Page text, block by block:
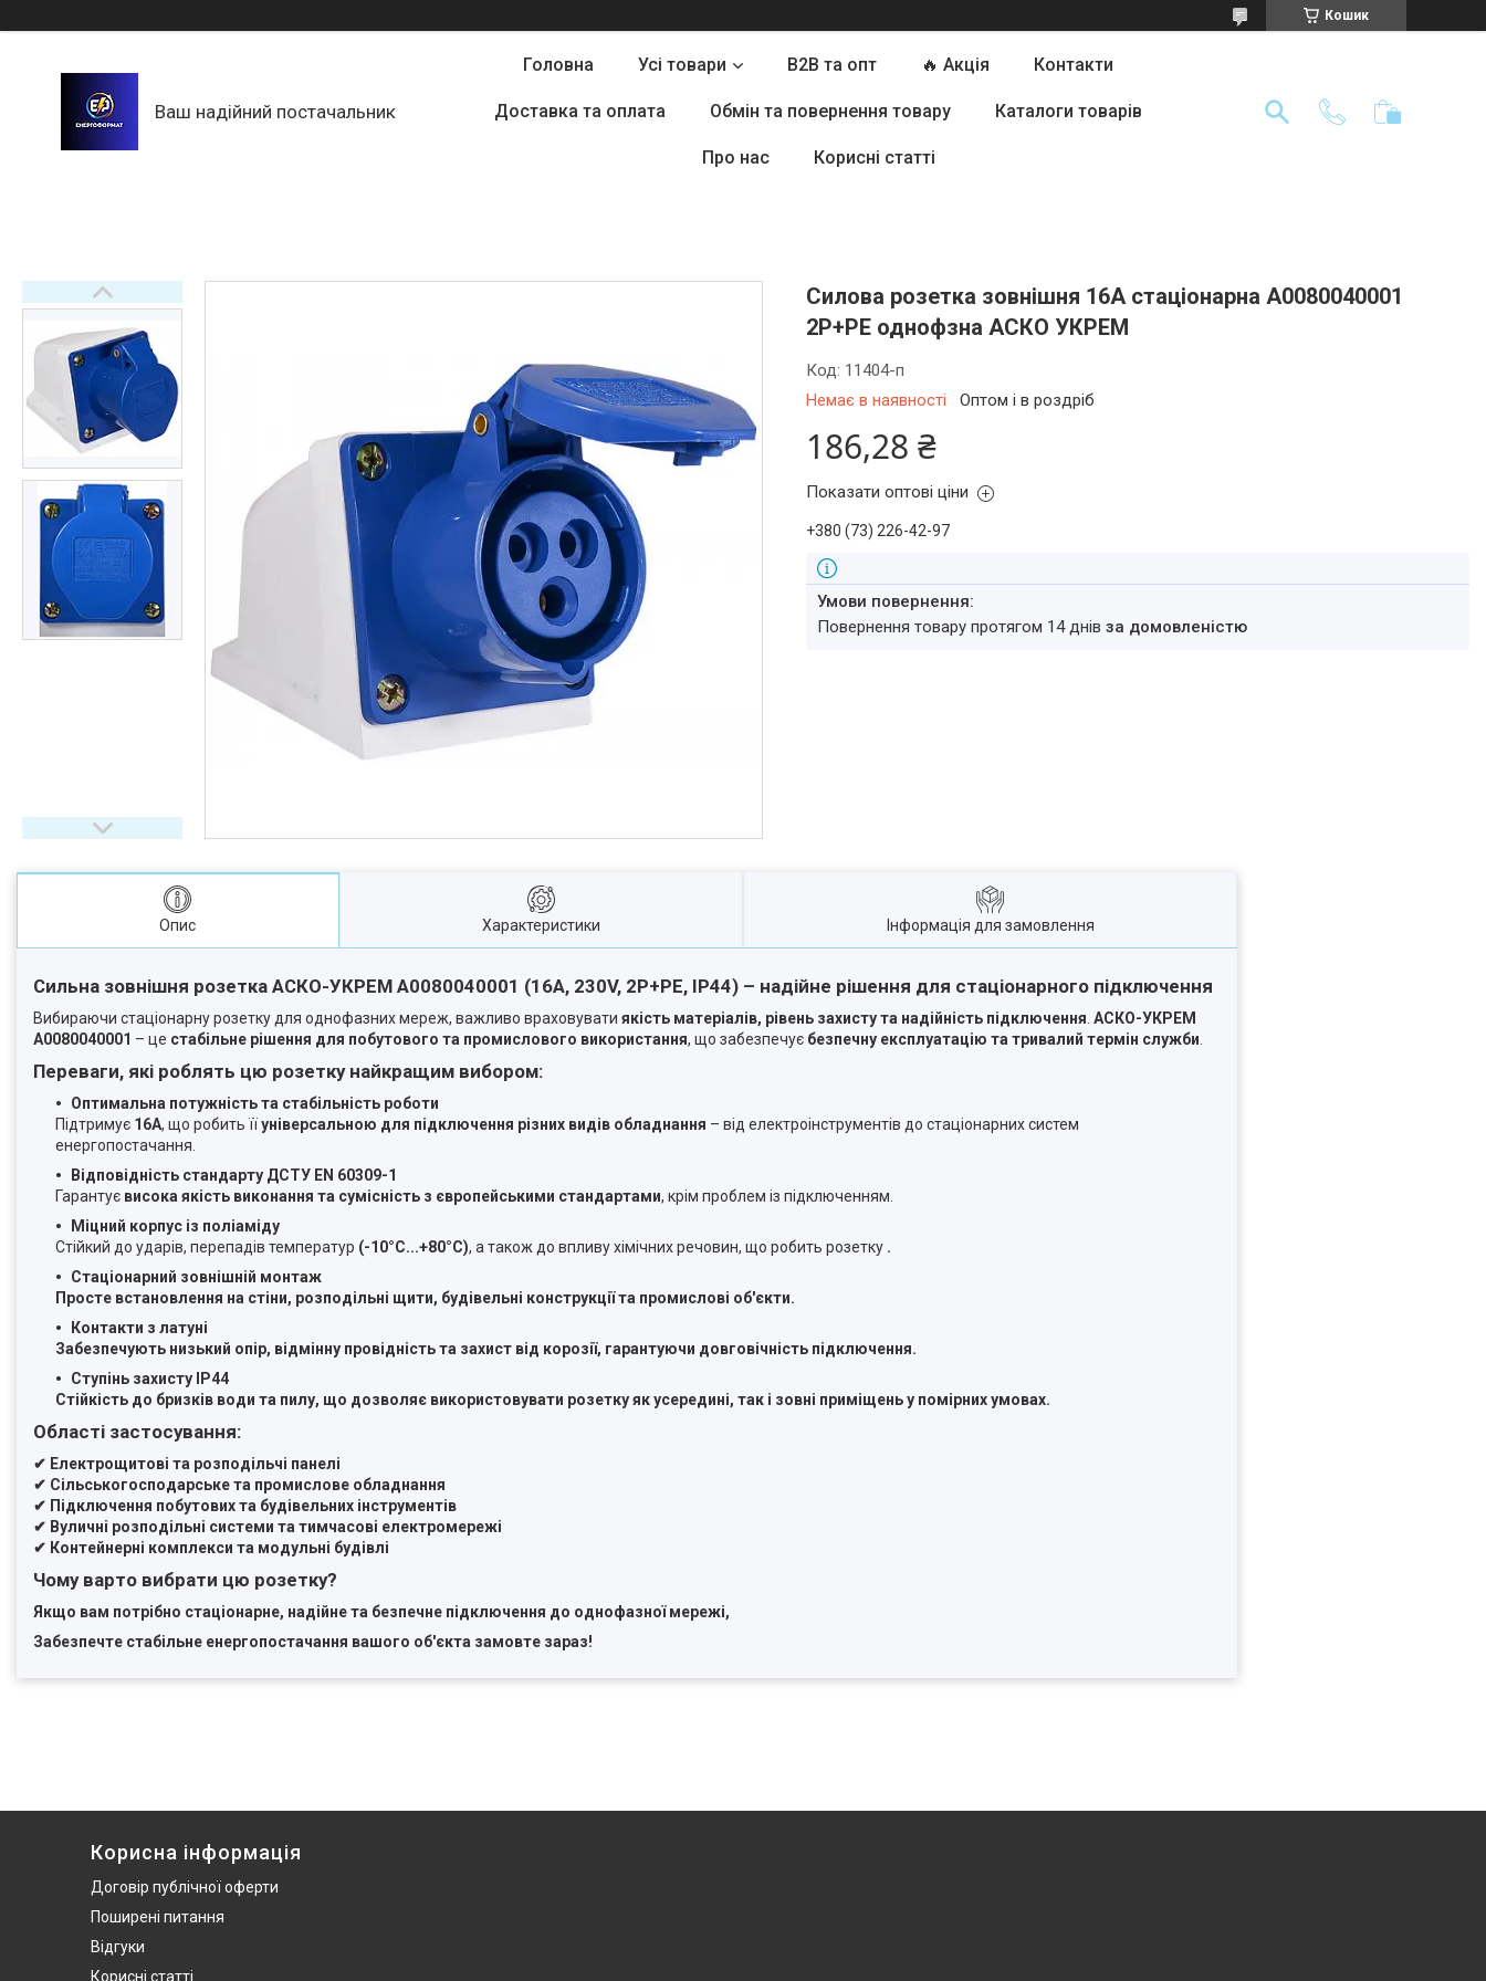
Кошик
Ваш надійний постачальник
Головна Усі товари B2B та опт 🔥 Акція Контакти
Доставка та оплата Обмін та повернення товару Каталоги товарів
Про нас Корисні статті
Силова розетка зовнішня 16А стаціонарна A0080040001
2Р+РЕ однофзна АСКО УКРЕМ
Немає в наявності Оптом і в роздріб
Код: 11404-п
186,28 ₴
Показати оптові ціни
+380 (73) 226-42-97
повернення товару протягом 14 днівза домовленістю
Опис Характеристики Інформація для замовлення
Сильна зовнішня розетка АСКО-УКРЕМ A0080040001 (16А, 230V, 2P+PE, IP44) – надійне рішення для стаціонарного підключення
Вибираючи стаціонарну розетку для однофазних мереж, важливо враховувати якість матеріалів, рівень захисту та надійність підключення АСКО-УКРЕМ
A0080040001 – це стабільне рішення для побутового та промислового використання, що забезпечує безпечну експлуатацію та тривалий термін служби
Переваги, які роблять цю розетку найкращим вибором:
Оптимальна потужність та стабільність роботи
Підтримує 16А, що робить їїуніверсальною для підключення різних видів обладнання – від електроінструментів до стаціонарних систем
енергопостачання.
Відповідність стандарту ДСТУ EN 60309-1
Гарантує висока якість виконання та сумісність з європейськими стандартами, крім проблем із підключенням.
Міцний корпус із поліаміду
Стійкий до ударів, перепадів температур (-10°C...+80°C), а також до впливу хімічних речовин, що робить розетку .
Стаціонарний зовнішній монтаж
Просте встановлення на стіни, розподільні щити, будівельні конструкції та промислові об'єкти.
Контакти з латуні
Забезпечують низький опір, відмінну провідність та захист від корозії, гарантуючи довговічність підключення.
Ступінь захисту IP44
Стійкість до бризків води та пилу, що дозволяє використовувати розеткуяк усередині, так і зовні приміщень у помірних умовах.
Області застосування:
✔ Електрощитові та розподільчі панелі
✔ Сільськогосподарське та промислове обладнання
✔ Підключення побутових та будівельних інструментів
✔ Вуличні розподільні системи та тимчасові електромережі
✔ Контейнерні комплекси та модульні будівлі
Чому варто вибрати цю розетку?
Якщо вам потрібно стаціонарне, надійне та безпечне підключення до однофазної мережі,
Забезпечте стабільне енергопостачання вашого об'єкта замовте зараз!
Корисна інформація
Договір публічної оферти
Поширені питання
Відгуки
Корисні статті